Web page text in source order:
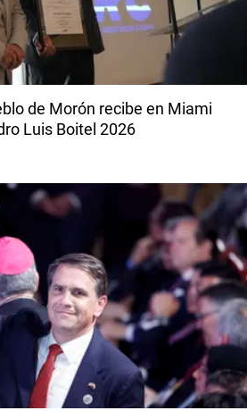
de Morón recibe en Miami
Luis Boitel 2026